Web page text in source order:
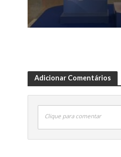
Adicionar Comentários
Clique para comentar